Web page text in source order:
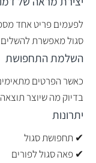
לפעמים פריט אחד
סגול מאפשרת
השלמת התחפושת
כאשר הפרטים
בדיוק מה שיוצר
יתרונות
✔ תחפושת סגול
✔ פאה סגול לפורים